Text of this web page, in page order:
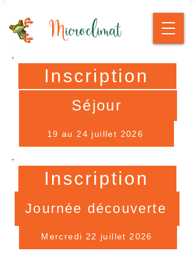
Microclimat
Inscription
Séjour
19 au 24 juillet 2026
Inscription
Journée découverte
Mercredi 22 juillet 2026